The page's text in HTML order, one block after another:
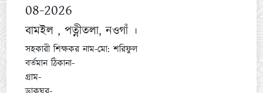
08-2026
বামইল , পত্নীতলা, নওগাঁ ।
সহকারী শিক্ষকর নাম-মো: শরিফুল
বর্তমান ঠিকানা-
গ্রাম-